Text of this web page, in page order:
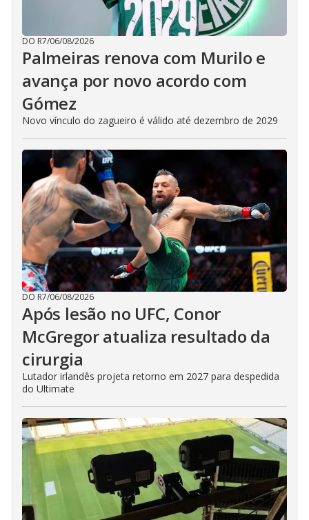
DO R7/06/08/2026
Palmeiras renova com Murilo e
avança por novo acordo com
Gómez
Novo vínculo do zagueiro é válido até dezembro de 2029
DO R7/06/08/2026
Após lesão no UFC, Conor
McGregor atualiza resultado da
cirurgia
Lutador irlandês projeta retorno em 2027 para despedida
do Ultimate